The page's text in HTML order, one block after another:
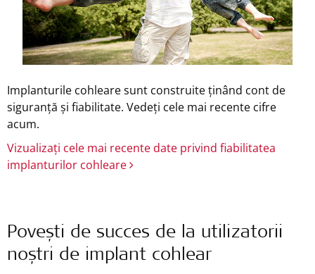
Implanturile cohleare sunt construite ținând cont de
siguranță și fiabilitate. Vedeți cele mai recente cifre
acum.
Vizualizați cele mai recente date privind fiabilitatea
implanturilor cohleare
Povești de succes de la utilizatorii
noștri de implant cohlear